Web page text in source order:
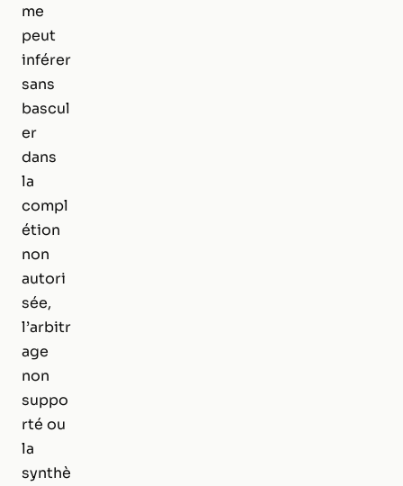
me
peut
inférer
sans
bascul
er
dans
la
compl
étion
non
autori
sée,
l’arbitr
age
non
suppo
rté ou
la
synthè